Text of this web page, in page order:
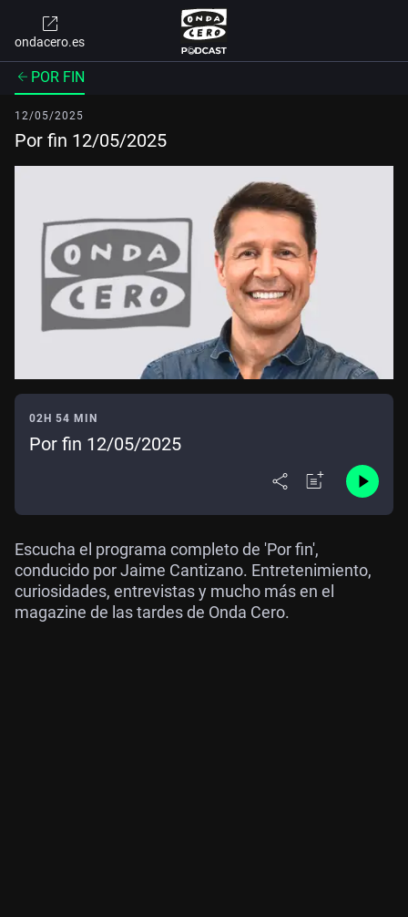
ondacero.es
POR FIN
12/05/2025
Por fin 12/05/2025
02H 54 MIN
Por fin 12/05/2025
Escucha el programa completo de 'Por fin',
conducido por Jaime Cantizano. Entretenimiento,
curiosidades, entrevistas y mucho más en el
magazine de las tardes de Onda Cero.